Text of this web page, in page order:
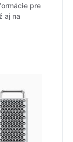
pre
aj na